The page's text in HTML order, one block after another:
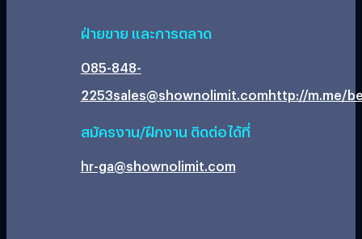
ฝ่ายขาย และการตลาด
085-848-
2253sales@shownolimit.comhttp://m.me/
สมัครงาน/ฝึกงาน ติดต่อได้ที่
hr-ga@shownolimit.com